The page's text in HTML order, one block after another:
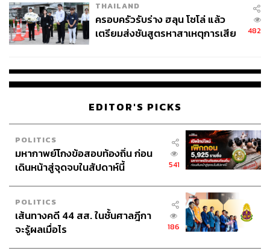
THAILAND
ครอบครัวรับร่าง ฮลุน โซโล่ แล้ว
เตรียมส่งชันสูตรหาสาเหตุการเสีย
482
EDITOR'S PICKS
POLITICS
มหากาพย์โกงข้อสอบท้องถิ่น ก่อน
เดินหน้าสู่จุดจบในสัปดาห์นี้
541
POLITICS
เส้นทางคดี 44 สส. ในชั้นศาลฎีกา
จะรู้ผลเมื่อไร
186